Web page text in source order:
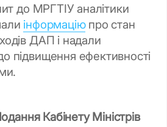
до МРГТІУ аналітики
інформаціюпро стан
ДАП і надали
підвищення ефективності
Кабінету Міністрів